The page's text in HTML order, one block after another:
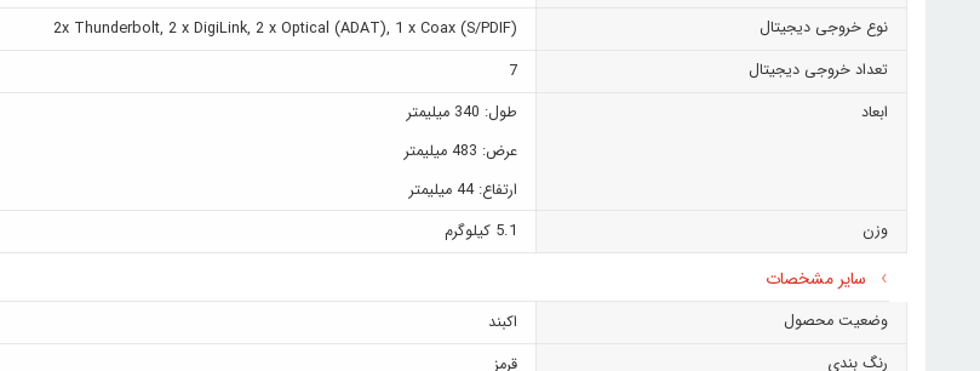
نوع خروجی دیجیتال
2x Thunderbolt, 2 x DigiLink, 2 x Optical (ADAT), 1 x Coax (S/PDIF)
تعداد خروجی دیجیتال
7
ابعاد
طول: 340 میلیمتر
عرض: 483 میلیمتر
ارتفاع: 44 میلیمتر
وزن
5.1 کیلوگرم
سایر مشخصات
وضعیت محصول
اکبند
رنگ بندی
قرمز